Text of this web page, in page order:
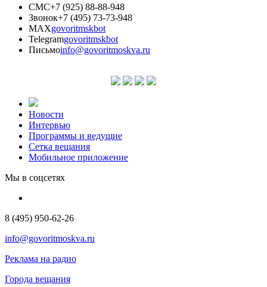
СМС+7 (925) 88-88-948
Звонок+7 (495) 73-73-948
MAXgovoritmskbot
Telegramgovoritmskbot
Письмоinfo@govoritmoskva.ru
Новости
Интервью
Программы и ведущие
Сетка вещания
Мобильное приложение
Мы в соцсетях
8 (495) 950-62-26
info@govoritmoskva.ru
Реклама на радио
Города вещания